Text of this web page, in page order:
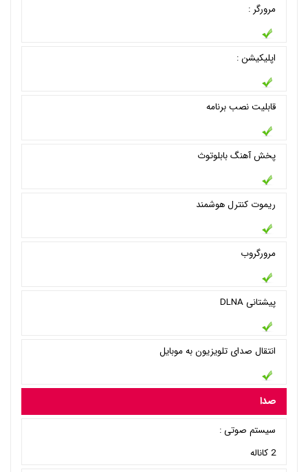
مرورگر :
اپلیکیشن :
قابلیت نصب برنامه
پخش آهنگ بابلوتوث
ریموت کنترل هوشمند
مرورگروب
پیشتانی DLNA
انتقال صدای تلویزیون به موبایل
صدا
سیستم صوتی :
2 کاناله